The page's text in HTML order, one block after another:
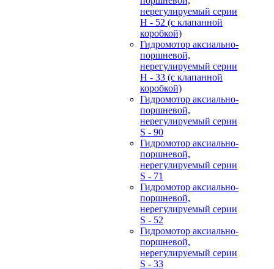
нерегулируемый cерии
H - 52 (с клапанной
коробкой)
Гидромотор аксиально-
поршневой,
нерегулируемый cерии
H - 33 (с клапанной
коробкой)
Гидромотор аксиально-
поршневой,
нерегулируемый cерии
S - 90
Гидромотор аксиально-
поршневой,
нерегулируемый cерии
S - 71
Гидромотор аксиально-
поршневой,
нерегулируемый cерии
S - 52
Гидромотор аксиально-
поршневой,
нерегулируемый cерии
S - 33